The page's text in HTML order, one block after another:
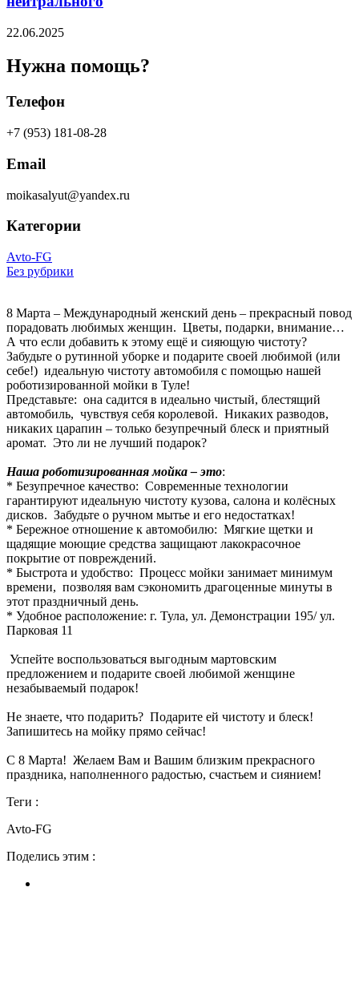
22.06.2025
Нужна помощь?
Телефон
+7 (953) 181-08-28
Email
moikasalyut@yandex.ru
Категории
Avto-FG
Без рубрики
8 Марта – Международный женский день – прекрасный повод
порадовать любимых женщин. Цветы, подарки, внимание…
А что если добавить к этому ещё и сияющую чистоту?
Забудьте о рутинной уборке и подарите своей любимой (или
себе!) идеальную чистоту автомобиля с помощью нашей
роботизированной мойки в Туле!
Представьте: она садится в идеально чистый, блестящий
автомобиль, чувствуя себя королевой. Никаких разводов,
никаких царапин – только безупречный блеск и приятный
аромат. Это ли не лучший подарок?
Наша роботизированная мойка – это:
* Безупречное качество: Современные технологии
гарантируют идеальную чистоту кузова, салона и колёсных
дисков. Забудьте о ручном мытье и его недостатках!
* Бережное отношение к автомобилю: Мягкие щетки и
щадящие моющие средства защищают лакокрасочное
покрытие от повреждений.
* Быстрота и удобство: Процесс мойки занимает минимум
времени, позволяя вам сэкономить драгоценные минуты в
этот праздничный день.
* Удобное расположение: г. Тула, ул. Демонстрации 195/ ул.
Парковая 11
Успейте воспользоваться выгодным мартовским
предложением и подарите своей любимой женщине
незабываемый подарок!
Не знаете, что подарить? Подарите ей чистоту и блеск!
Запишитесь на мойку прямо сейчас!
С 8 Марта! Желаем Вам и Вашим близким прекрасного
праздника, наполненного радостью, счастьем и сиянием!
Теги :
Avto-FG
Поделись этим :